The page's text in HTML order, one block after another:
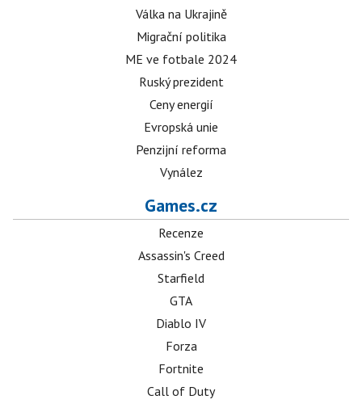
Válka na Ukrajině
Migrační politika
ME ve fotbale 2024
Ruský prezident
Ceny energií
Evropská unie
Penzijní reforma
Vynález
Games.cz
Recenze
Assassin's Creed
Starfield
GTA
Diablo IV
Forza
Fortnite
Call of Duty